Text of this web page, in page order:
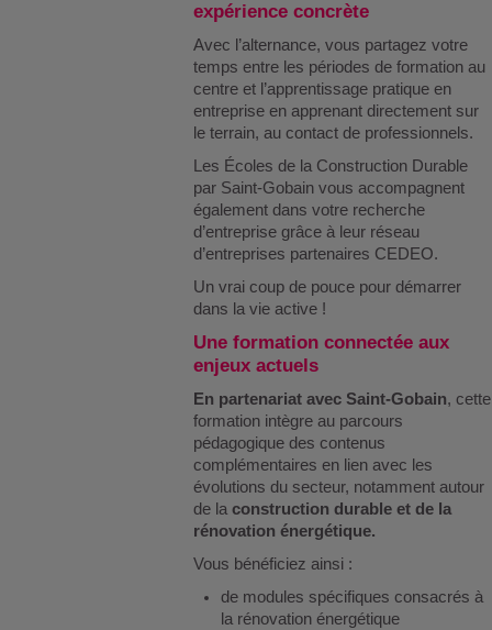
expérience concrète
Avec l’alternance, vous partagez votre
temps entre les périodes de formation au
centre et l’apprentissage pratique en
entreprise en apprenant directement sur
le terrain, au contact de professionnels.
Les Écoles de la Construction Durable
par Saint-Gobain vous accompagnent
également dans votre recherche
d’entreprise grâce à leur réseau
d’entreprises partenaires CEDEO.
Un vrai coup de pouce pour démarrer
dans la vie active !
Une formation connectée aux
enjeux actuels
En partenariat avec Saint-Gobain, cette
formation intègre au parcours
pédagogique des contenus
complémentaires en lien avec les
évolutions du secteur, notamment autour
de laconstruction durable et de la
rénovation énergétique.
Vous bénéficiez ainsi :
de modules spécifiques consacrés à
la rénovation énergétique